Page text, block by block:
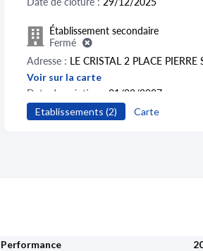
Établissement secondaire
Fermé
Adresse : LE CRISTAL 2 PLACE
Voir sur la carte
Date de création : 01/02/2007
Date de clôture : 06/03/2013 et
Etablissements (2) Carte
Performance